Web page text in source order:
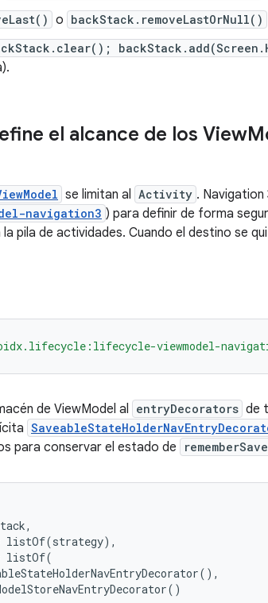
o backStack.removeLastOrNull()
el alcance de los View
se limitan al Activity .
navigation3 ) para definir de forma
la pila de actividades. Cuando el destino se
viewmodel-
de ViewModel al entryDecorators de
para conservar el estado de
,
listOf(strategy),
listOf(
(),
()